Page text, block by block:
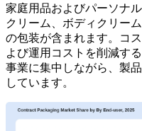
家庭用品およびパーソナ
クリーム、ボディクリー
の包装が含まれます。コ
よび運用コストを削減す
事業に集中しながら、製
しています。